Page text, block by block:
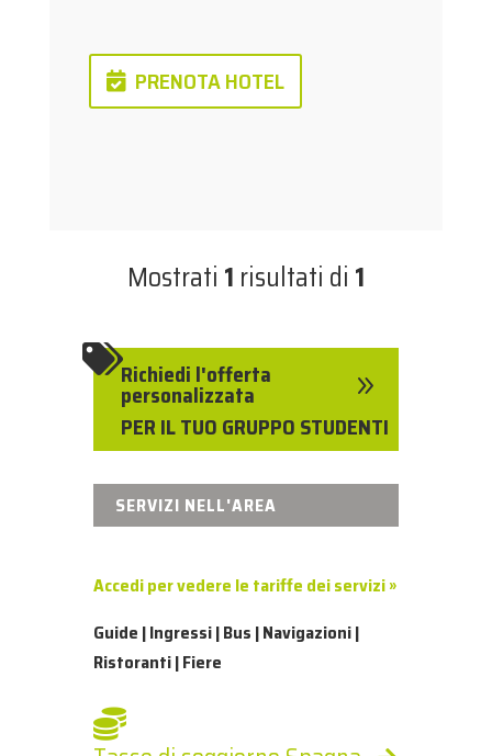
PRENOTA HOTEL
Mostrati 1 risultati di 1
Richiedi l'offerta
personalizzata
PER IL TUO GRUPPO STUDENTI
9
SERVIZI NELL'AREA
Accedi per vedere le tariffe dei servizi »
Guide | Ingressi | Bus | Navigazioni |
Ristoranti | Fiere